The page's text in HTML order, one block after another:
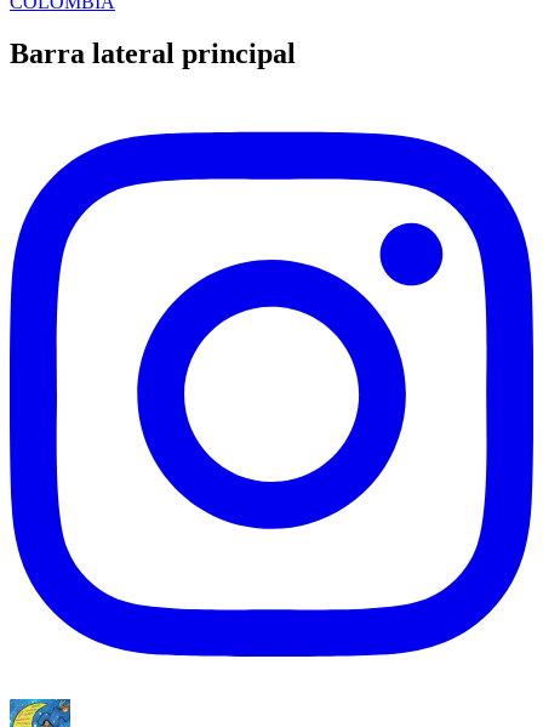
Barra lateral principal